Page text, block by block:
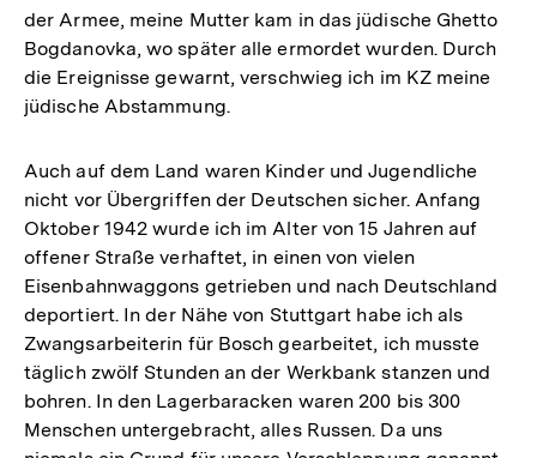
der Armee, meine Mutter kam in das jüdische Ghetto
Bogdanovka, wo später alle ermordet wurden. Durch
die Ereignisse gewarnt, verschwieg ich im KZ meine
jüdische Abstammung.
Auch auf dem Land waren Kinder und Jugendliche
nicht vor Übergriffen der Deutschen sicher. Anfang
Oktober 1942 wurde ich im Alter von 15 Jahren auf
offener Straße verhaftet, in einen von vielen
Eisenbahnwaggons getrieben und nach Deutschland
deportiert. In der Nähe von Stuttgart habe ich als
Zwangsarbeiterin für Bosch gearbeitet, ich musste
täglich zwölf Stunden an der Werkbank stanzen und
bohren. In den Lagerbaracken waren 200 bis 300
Menschen untergebracht, alles Russen. Da uns